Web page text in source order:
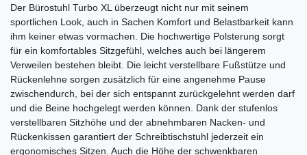
Der Bürostuhl Turbo XL überzeugt nicht nur mit seinem
sportlichen Look, auch in Sachen Komfort und Belastbarkeit kann
ihm keiner etwas vormachen. Die hochwertige Polsterung sorgt
für ein komfortables Sitzgefühl, welches auch bei längerem
Verweilen bestehen bleibt. Die leicht verstellbare Fußstütze und
Rückenlehne sorgen zusätzlich für eine angenehme Pause
zwischendurch, bei der sich entspannt zurückgelehnt werden darf
und die Beine hochgelegt werden können. Dank der stufenlos
verstellbaren Sitzhöhe und der abnehmbaren Nacken- und
Rückenkissen garantiert der Schreibtischstuhl jederzeit ein
ergonomisches Sitzen. Auch die Höhe der schwenkbaren